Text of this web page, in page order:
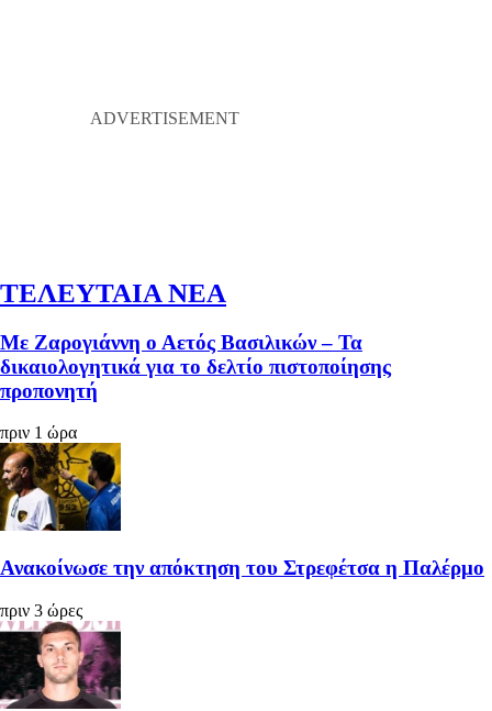
ΤΕΛΕΥΤΑΙΑ ΝΕΑ
Με Ζαρογιάννη ο Αετός Βασιλικών – Τα
δικαιολογητικά για το δελτίο πιστοποίησης
προπονητή
πριν 1 ώρα
Ανακοίνωσε την απόκτηση του Στρεφέτσα η Παλέρμο
πριν 3 ώρες